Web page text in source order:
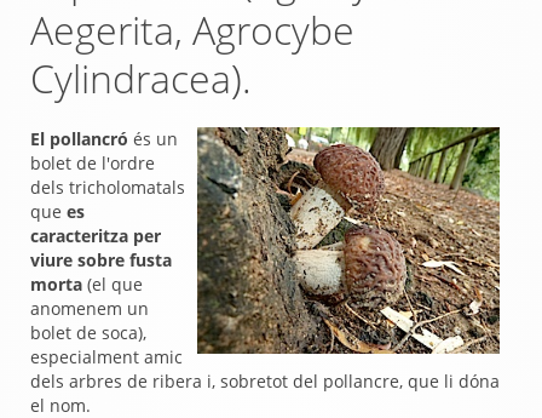
Aegerita, Agrocybe
Cylindracea).
El pollancró és un
bolet de l'ordre
dels tricholomatals
que es
caracteritza per
viure sobre fusta
morta (el que
anomenem un
bolet de soca),
especialment amic
dels arbres de ribera i, sobretot del pollancre, que li dóna
el nom.